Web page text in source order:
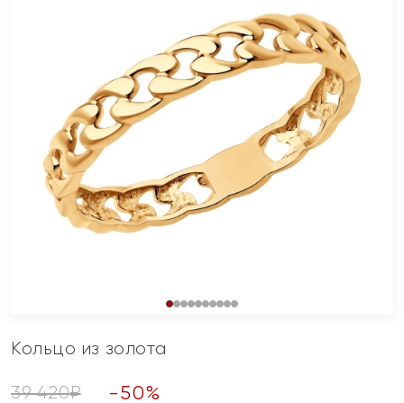
Кольцо из золота
39 420₽ -50%